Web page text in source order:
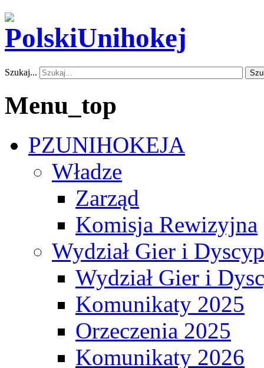
Szukaj...
Menu_top
PZUNIHOKEJA
Władze
Zarząd
Komisja Rewizyjna
Wydział Gier i
Wydział Gier i
Komunikaty 2025
Orzeczenia 2025
Komunikaty 2026